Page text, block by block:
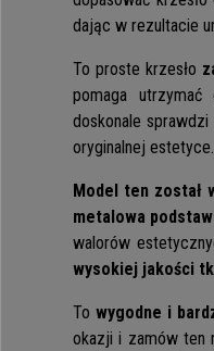
dając w rezultacie
To proste krzesło
pomaga utrzymać
doskonale
oryginalnej estetyce.
Model ten został
metalowa
walorów
wysokiej jakości
Towygodne i
okazji i zamów ten